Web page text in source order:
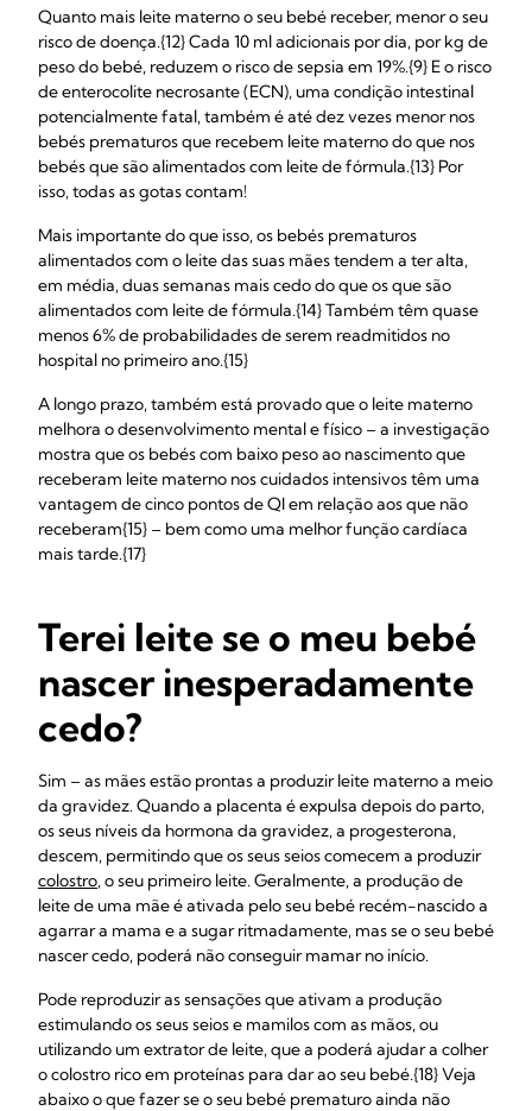
Quanto mais leite materno o seu bebé receber, menor o seu
risco de doença.{12} Cada 10 ml adicionais por dia, por kg de
peso do bebé, reduzem o risco de sepsia em 19%.{9} E o risco
de enterocolite necrosante (ECN), uma condição intestinal
potencialmente fatal, também é até dez vezes menor nos
bebés prematuros que recebem leite materno do que nos
bebés que são alimentados com leite de fórmula.{13} Por
isso, todas as gotas contam!
Mais importante do que isso, os bebés prematuros
alimentados com o leite das suas mães tendem a ter alta,
em média, duas semanas mais cedo do que os que são
alimentados com leite de fórmula.{14} Também têm quase
menos 6% de probabilidades de serem readmitidos no
hospital no primeiro ano.{15}
A longo prazo, também está provado que o leite materno
melhora o desenvolvimento mental e físico – a investigação
mostra que os bebés com baixo peso ao nascimento que
receberam leite materno nos cuidados intensivos têm uma
vantagem de cinco pontos de QI em relação aos que não
receberam{15} – bem como uma melhor função cardíaca
mais tarde.{17}
Terei leite se o meu bebé
nascer inesperadamente
cedo?
Sim – as mães estão prontas a produzir leite materno a meio
da gravidez. Quando a placenta é expulsa depois do parto,
os seus níveis da hormona da gravidez, a progesterona,
descem, permitindo que os seus seios comecem a produzir
colostro, o seu primeiro leite. Geralmente, a produção de
leite de uma mãe é ativada pelo seu bebé recém-nascido a
agarrar a mama e a sugar ritmadamente, mas se o seu bebé
nascer cedo, poderá não conseguir mamar no início.
Pode reproduzir as sensações que ativam a produção
estimulando os seus seios e mamilos com as mãos, ou
utilizando um extrator de leite, que a poderá ajudar a colher
o colostro rico em proteínas para dar ao seu bebé.{18} Veja
abaixo o que fazer se o seu bebé prematuro ainda não